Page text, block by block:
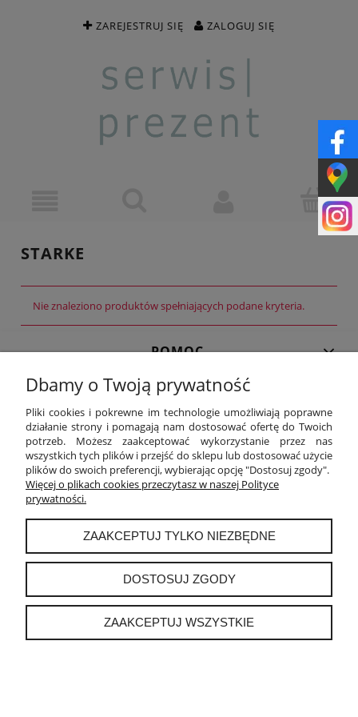
ZAREJESTRUJ SIĘ ZALOGUJ SIĘ
STARKE
Nie znaleziono produktów spełniających podane kryteria.
POMOC
MOJE KONTO
PŁATNOŚCI I DOSTAWA
INFORMACJE
O NAS
instagram
POKAŻ PEŁNĄ WERSJĘ STRONY
Dbamy o Twoją prywatność
Pliki cookies i pokrewne im technologie umożliwiają poprawne
działanie strony i pomagają nam dostosować ofertę do Twoich
potrzeb. Możesz zaakceptować wykorzystanie przez nas
wszystkich tych plików i przejść do sklepu lub dostosować użycie
plików do swoich preferencji, wybierając opcję "Dostosuj zgody".
Więcej o plikach cookies przeczytasz w naszej Polityce
prywatności.
ZAAKCEPTUJ TYLKO NIEZBĘDNE
DOSTOSUJ ZGODY
ZAAKCEPTUJ WSZYSTKIE